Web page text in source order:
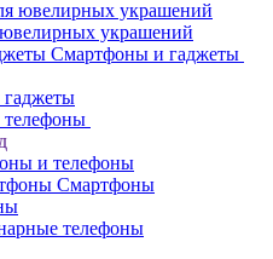
украшений
Смартфоны и гаджеты
и телефоны
Смартфоны
телефоны